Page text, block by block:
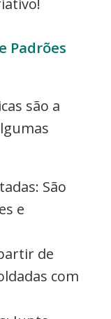
Padrões
são a
São
e
de
com